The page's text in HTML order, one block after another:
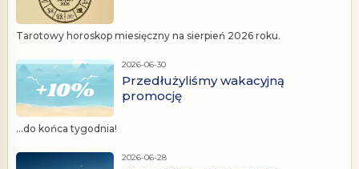
Tarotowy horoskop miesięczny na sierpień 2026 roku.
2026-06-30
Przedłużyliśmy wakacyjną
promocję
...do końca tygodnia!
2026-06-28